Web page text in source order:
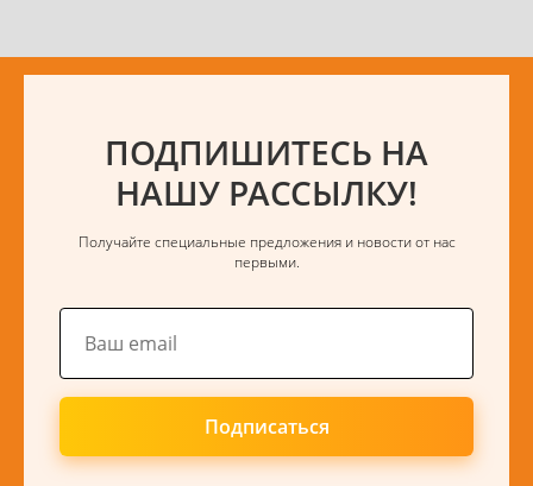
ПОДПИШИТЕСЬ НА
НАШУ РАССЫЛКУ!
Получайте специальные предложения и новости от нас
первыми.
Подписаться